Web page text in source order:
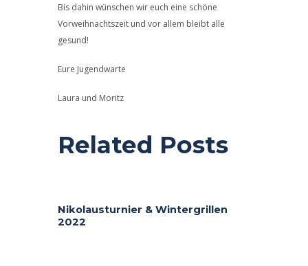
Bis dahin wünschen wir euch eine schöne
Vorweihnachtszeit und vor allem bleibt alle
gesund!
Eure Jugendwarte
Laura und Moritz
Related Posts
Nikolausturnier & Wintergrillen
2022